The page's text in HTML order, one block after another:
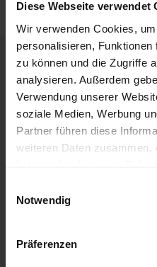
Diese Webseite verwendet
Wir verwenden Cookies,
personalisieren,
zu können und die Zugriffe
analysieren. Außerdem
Verwendung unserer
soziale Medien, Werbung
Partner führen diese
weiteren Daten zusammen,
Notwendig
Präferenzen
Höchst- und
Pelletspreise
Die Tabelle zeigt die
Pelletspreise für lose